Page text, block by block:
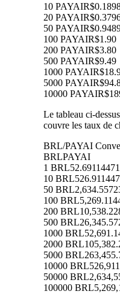
10 PAYAI
20 PAYAI
50 PAYAI
100 PAYAIR$1.90
200 PAYAIR$3.80
500 PAYAIR$9.49
1000 PAYAI
5000 PAYAI
10000 PAYAI
Le tableau ci-
couvre les taux de
BRL/PAYAI
BRLPAYAI
1 BRL
10 BRL
50 BRL
100 BRL
200 BRL
500 BRL
1000 BRL
2000 BRL
5000 BRL
10000 BRL
50000 BRL
100000 BRL